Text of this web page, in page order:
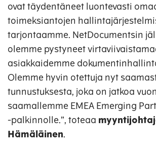
ovat täydentäneet luontevasti
toimeksiantojen
tarjontaamme. NetDocumentsin
olemme pystyneet
asiakkaidemme
Olemme hyvin otettuja nyt
tunnustuksesta, joka on jatkoa
saamallemme EMEA Emerging
-palkinnolle.”, toteaa
Hämäläinen.